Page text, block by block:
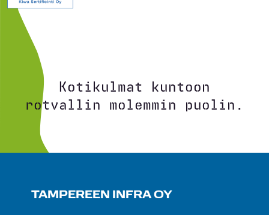
Kotikulmat kuntoon
rotvallin molemmin puolin.
TAMPEREEN INFRA OY